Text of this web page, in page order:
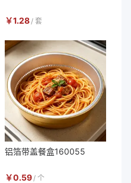
￥1.28 / 套
铝箔带盖餐盒160055
￥0.59 / 个